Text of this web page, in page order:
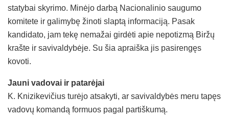
statybai skyrimo. Minėjo darbą Nacionalinio saugumo
komitete ir galimybę žinoti slaptą informaciją. Pasak
kandidato, jam tekę nemažai girdėti apie nepotizmą Biržų
krašte ir savivaldybėje. Su šia apraiška jis pasirengęs
kovoti.
Jauni vadovai ir patarėjai
K. Knizikevičius turėjo atsakyti, ar savivaldybės meru tapęs
vadovų komandą formuos pagal partiškumą.